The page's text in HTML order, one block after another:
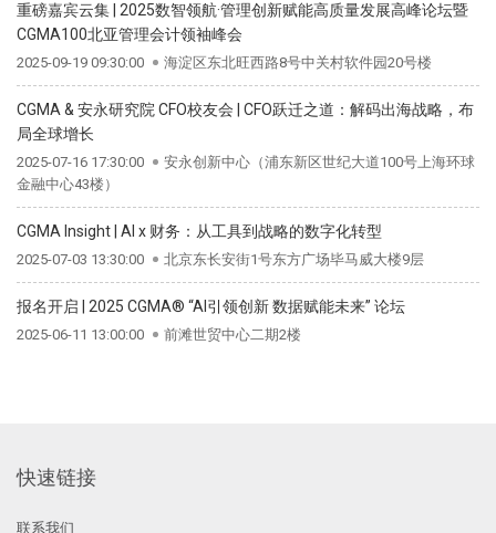
重磅嘉宾云集 | 2025数智领航·管理创新赋能高质量发展高峰论坛暨
CGMA100北亚管理会计领袖峰会
2025-09-19 09:30:00 海淀区东北旺西路8号中关村软件园20号楼
CGMA & 安永研究院 CFO校友会 | CFO跃迁之道：解码出海战略，布
局全球增长
2025-07-16 17:30:00
安永创新中心（浦东新区世纪大道100号上海环球
金融中心43楼）
CGMA Insight | AI x 财务：从工具到战略的数字化转型
2025-07-03 13:30:00 北京东长安街1号东方广场毕马威大楼9层
报名开启 | 2025 CGMA® “AI引领创新 数据赋能未来” 论坛
2025-06-11 13:00:00 前滩世贸中心二期2楼
快速链接
联系我们